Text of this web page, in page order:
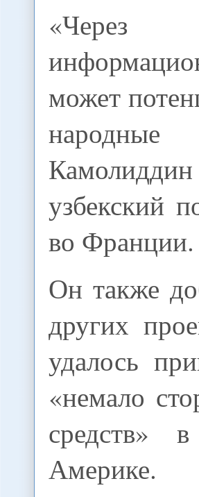
«Через
может
узбекский
во Франции.
Он также
других
удалось
«немало
средств»
Америке.